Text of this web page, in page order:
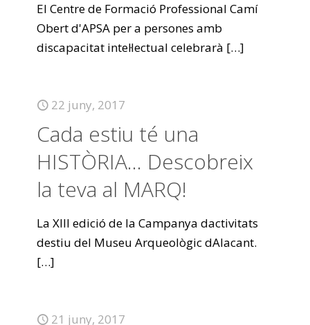
El Centre de Formació Professional Camí
Obert d'APSA per a persones amb
discapacitat intel·lectual celebrarà […]
22 juny, 2017
Cada estiu té una
HISTÒRIA… Descobreix
la teva al MARQ!
La XIII edició de la Campanya dactivitats
destiu del Museu Arqueològic dAlacant.
[…]
21 juny, 2017